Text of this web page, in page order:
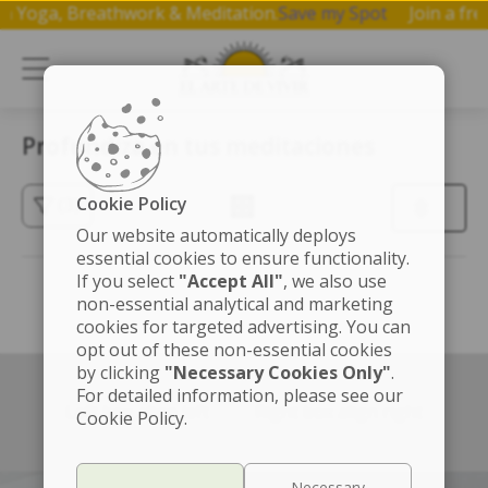
Yoga, Breathwork & Meditation.Save my Spot Join a
Profundiza en tus meditaciones
(3)
Left box align left Right box align right
Cookie Policy
Our website automatically deploys
essential cookies to ensure functionality.
If you select "Accept All", we also use
non-essential analytical and marketing
cookies for targeted advertising. You can
opt out of these non-essential cookies
by clicking "Necessary Cookies Only".
For detailed information, please see our
Cookie Policy.